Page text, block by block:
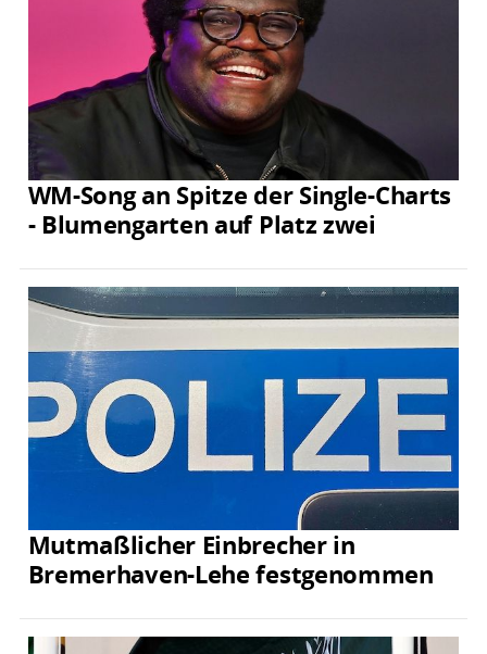
WM-Song an Spitze der Single-Charts
- Blumengarten auf Platz zwei
Mutmaßlicher Einbrecher in
Bremerhaven-Lehe festgenommen